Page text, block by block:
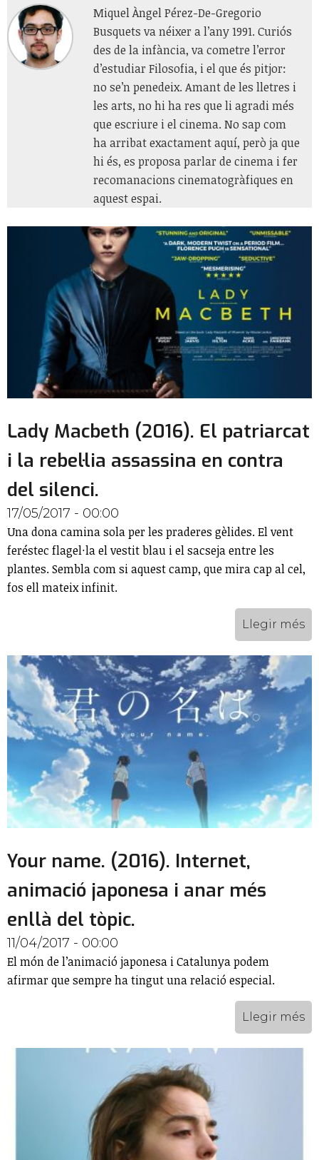
Miquel Àngel Pérez-De-Gregorio
Busquets va néixer a l’any 1991. Curiós
des de la infància, va cometre l’error
d’estudiar Filosofia, i el que és pitjor:
no se’n penedeix. Amant de les lletres i
les arts, no hi ha res que li agradi més
que escriure i el cinema. No sap com
ha arribat exactament aquí, però ja que
hi és, es proposa parlar de cinema i fer
recomanacions cinematogràfiques en
aquest espai.
Lady Macbeth (2016). El patriarcat
i la rebel·lia assassina en contra
del silenci.
17/05/2017 - 00:00
Una dona camina sola per les praderes gèlides. El vent
feréstec flagel·la el vestit blau i el sacseja entre les
plantes. Sembla com si aquest camp, que mira cap al cel,
fos ell mateix infinit.
Llegir més
Your name. (2016). Internet,
animació japonesa i anar més
enllà del tòpic.
11/04/2017 - 00:00
El món de l’animació japonesa i Catalunya podem
afirmar que sempre ha tingut una relació especial.
Llegir més